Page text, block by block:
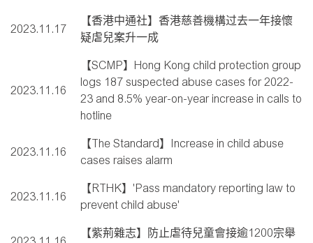
2023.11.17
【香港中通社】香港慈善機構过去一年接懷
疑虐兒案升一成
2023.11.16
【SCMP】Hong Kong child protection group
logs 187 suspected abuse cases for 2022-
23 and 8.5% year-on-year increase in calls to
hotline
2023.11.16
【The Standard】Increase in child abuse
cases raises alarm
2023.11.16
【RTHK】'Pass mandatory reporting law to
prevent child abuse'
【紫荊雜志】防止虐待兒童會接逾1200宗舉